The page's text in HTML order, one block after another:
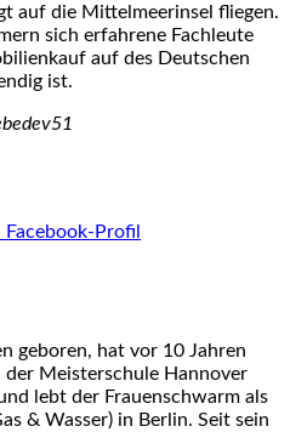
auf die Mittelmeerinsel fliegen.
sich erfahrene Fachleute
auf des Deutschen
ist.
geboren, hat vor 10 Jahren
Meisterschule Hannover
lebt der Frauenschwarm als
& Wasser) in Berlin. Seit sein